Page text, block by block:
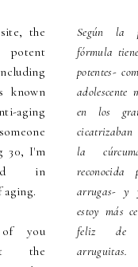
the
potent
known
30, I'm
in
aging.
you
the
Según la
fórmula
potentes-
adolescente
en los
la
arrugas- y
estoy más
feliz de
arruguitas.